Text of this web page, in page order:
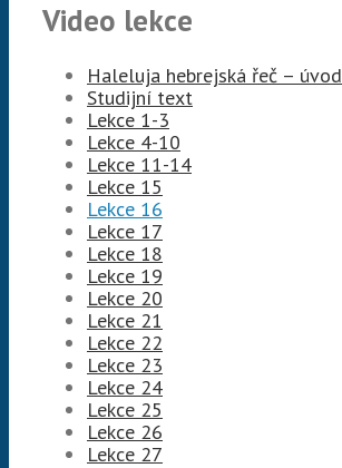
Video lekce
Haleluja hebrejská řeč – úvod
Studijní text
Lekce 1-3
Lekce 4-10
Lekce 11-14
Lekce 15
Lekce 16
Lekce 17
Lekce 18
Lekce 19
Lekce 20
Lekce 21
Lekce 22
Lekce 23
Lekce 24
Lekce 25
Lekce 26
Lekce 27